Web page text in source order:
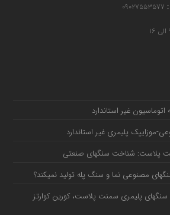
غیر استاندارد
پلیمری غیر استاندارد
پلاست: شناخت سنگهای صنعتی
مصنوعی نما و سنگ پله تولید نمیکند؟
پلیمری سمنت پلاست، کورین کوارتز